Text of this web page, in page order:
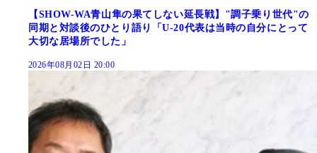
【SHOW-WA青山隼の果てしない延長戦】"調子乗り世代"の
同期と対談後のひとり語り「U-20代表は当時の自分にとって
大切な居場所でした」
2026年08月02日 20:00